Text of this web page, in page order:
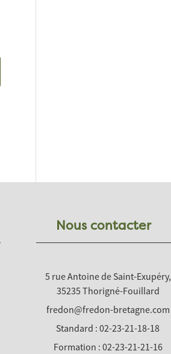
Nous contacter
5 rue Antoine de Saint-Exupéry,
35235 Thorigné-Fouillard
fredon@fredon-bretagne.com
Standard : 02-23-21-18-18
Formation : 02-23-21-21-16